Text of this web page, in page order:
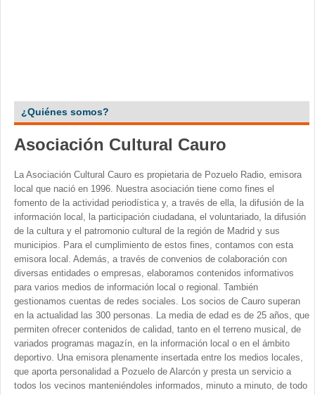
¿Quiénes somos?
Asociación Cultural Cauro
La Asociación Cultural Cauro es propietaria de Pozuelo Radio, emisora
local que nació en 1996. Nuestra asociación tiene como fines el
fomento de la actividad periodística y, a través de ella, la difusión de la
información local, la participación ciudadana, el voluntariado, la difusión
de la cultura y el patromonio cultural de la región de Madrid y sus
municipios. Para el cumplimiento de estos fines, contamos con esta
emisora local. Además, a través de convenios de colaboración con
diversas entidades o empresas, elaboramos contenidos informativos
para varios medios de información local o regional. También
gestionamos cuentas de redes sociales. Los socios de Cauro superan
en la actualidad las 300 personas. La media de edad es de 25 años, que
permiten ofrecer contenidos de calidad, tanto en el terreno musical, de
variados programas magazín, en la información local o en el ámbito
deportivo. Una emisora plenamente insertada entre los medios locales,
que aporta personalidad a Pozuelo de Alarcón y presta un servicio a
todos los vecinos manteniéndoles informados, minuto a minuto, de todo